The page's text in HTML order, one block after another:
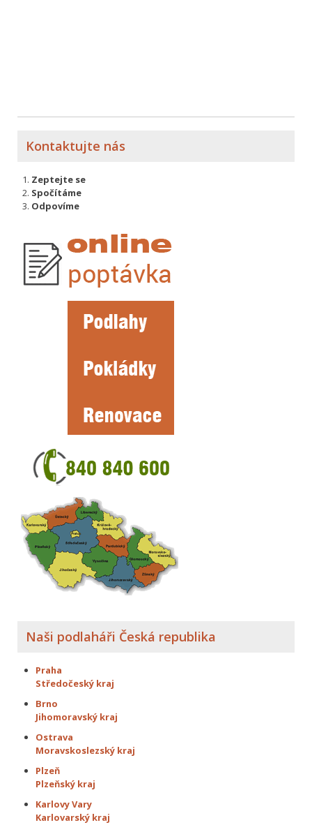
Kontaktujte nás
Zeptejte se
Spočítáme
Odpovíme
Naši podlaháři Česká republika
Praha
Středočeský kraj
Brno
Jihomoravský kraj
Ostrava
Moravskoslezský kraj
Plzeň
Plzeňský kraj
Karlovy Vary
Karlovarský kraj